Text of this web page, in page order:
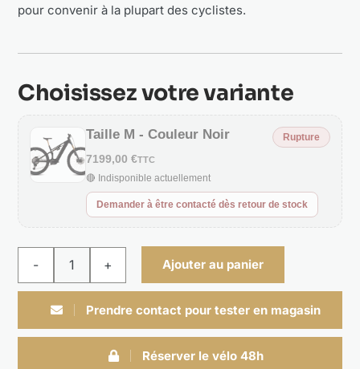
pour convenir à la plupart des cyclistes.
Choisissez votre variante
Taille M - Couleur Noir Rupture
7199,00 €TTC
🔴 Indisponible actuellement
Demander à être contacté dès retour de stock
quantité
de
STEREO
HYBRID
ONE44
Ajouter au panier
Prendre contact pour tester en magasin
Réserver le vélo 48h